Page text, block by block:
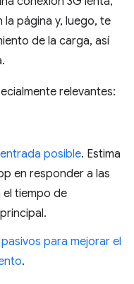
la página y, luego, te
de la carga, así
relevantes:
posible. Estima
en responder a las
el tiempo de
para mejorar el
.